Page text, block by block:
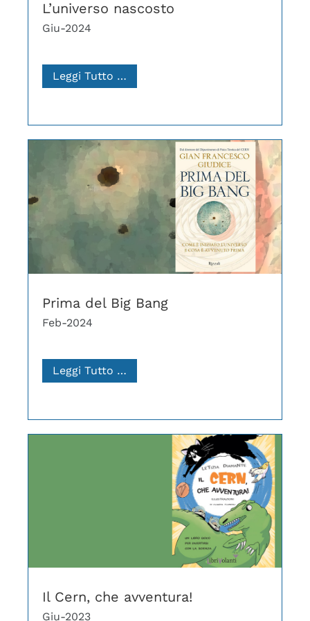
L’universo nascosto
Giu-2024
Leggi Tutto …
Prima del Big Bang
Feb-2024
Leggi Tutto …
Il Cern, che avventura!
Giu-2023